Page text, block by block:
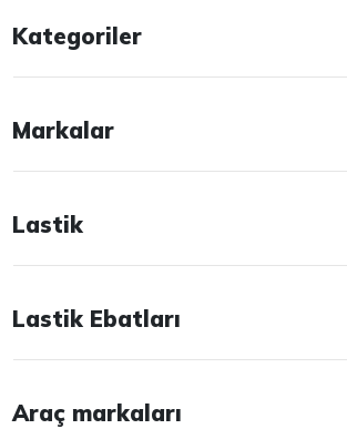
Kategoriler
Markalar
Lastik
Lastik Ebatları
Araç markaları